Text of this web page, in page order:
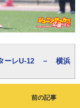
ーレU-12 － 横浜
前の記事